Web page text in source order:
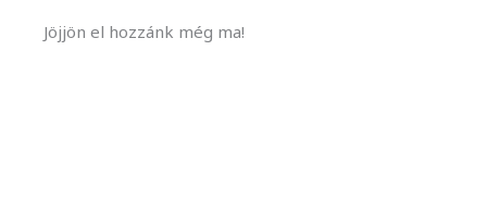
Jöjjön el hozzánk még ma!